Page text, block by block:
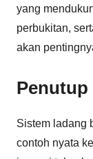
yang
perbukitan,
akan
Penutup
Sistem ladang
contoh nyata